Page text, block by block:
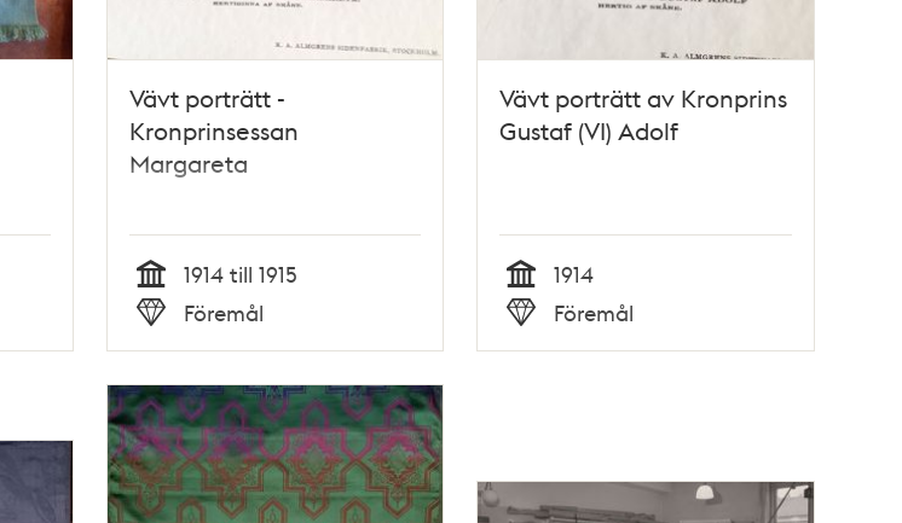
Vävt porträtt -
Kronprinsessan
Margareta
Tid
1914 till 1915
Typ
Föremål
Vävt porträtt av Kronprins
Gustaf (VI) Adolf
Tid
1914
Typ
Föremål